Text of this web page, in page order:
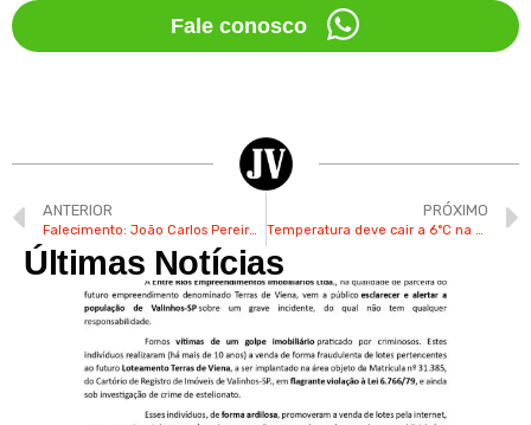
Fale conosco
ANTERIOR
Falecimento: João Carlos Pereira da Costa (Mura)
PRÓXIMO
Temperatura deve cair a 6°C na primeira semana do inverno em Valinhos
Últimas Notícias